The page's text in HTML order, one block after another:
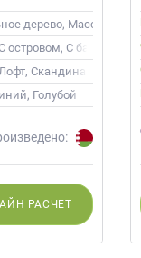
дерево, Массив
островом, С барной
Скандинавский,
Голубой
РАСЧЕТ